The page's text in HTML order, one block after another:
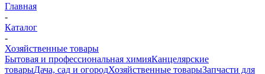
Главная
-
Каталог
-
Хозяйственные товары
Бытовая и профессиональная химияКанцелярские
товарыДача, сад и огородХозяйственные товарыЗапчасти для